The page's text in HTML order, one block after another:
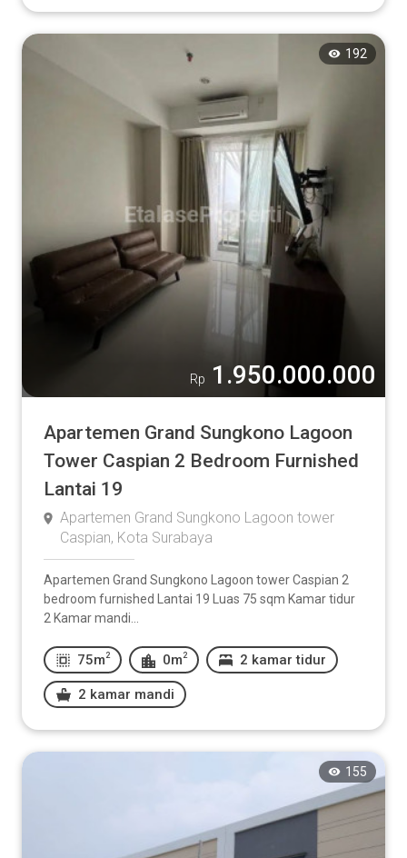
192
Rp 1.950.000.000
Apartemen Grand Sungkono Lagoon
Tower Caspian 2 Bedroom Furnished
Lantai 19
Apartemen Grand Sungkono Lagoon tower
Caspian, Kota Surabaya
Apartemen Grand Sungkono Lagoon tower Caspian 2
bedroom furnished Lantai 19 Luas 75 sqm Kamar tidur
2 Kamar mandi...
75m 2 0m 2 2 kamar tidur
2 kamar mandi
155